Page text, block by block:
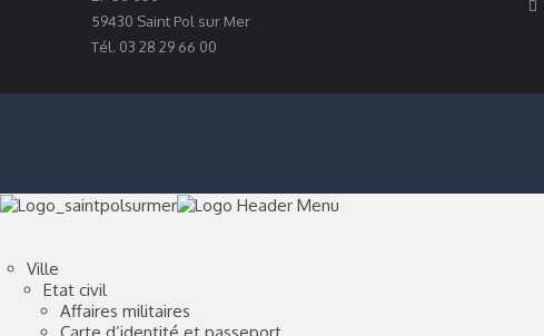
59430 Saint Pol sur Mer
Tél. 03 28 29 66 00
Ville
Etat civil
Affaires militaires